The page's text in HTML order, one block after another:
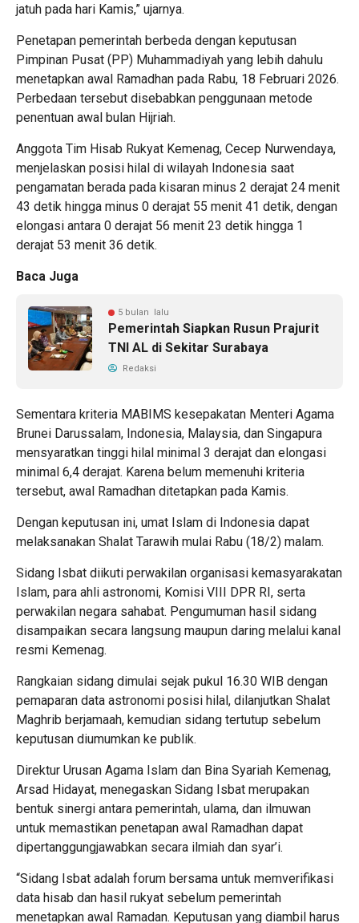
jatuh pada hari Kamis,” ujarnya.
Penetapan pemerintah berbeda dengan keputusan
Pimpinan Pusat (PP) Muhammadiyah yang lebih dahulu
menetapkan awal Ramadhan pada Rabu, 18 Februari 2026.
Perbedaan tersebut disebabkan penggunaan metode
penentuan awal bulan Hijriah.
Anggota Tim Hisab Rukyat Kemenag, Cecep Nurwendaya,
menjelaskan posisi hilal di wilayah Indonesia saat
pengamatan berada pada kisaran minus 2 derajat 24 menit
43 detik hingga minus 0 derajat 55 menit 41 detik, dengan
elongasi antara 0 derajat 56 menit 23 detik hingga 1
derajat 53 menit 36 detik.
Baca Juga
5 bulan lalu
Pemerintah Siapkan Rusun Prajurit
TNI AL di Sekitar Surabaya
Redaksi
Sementara kriteria MABIMS kesepakatan Menteri Agama
Brunei Darussalam, Indonesia, Malaysia, dan Singapura
mensyaratkan tinggi hilal minimal 3 derajat dan elongasi
minimal 6,4 derajat. Karena belum memenuhi kriteria
tersebut, awal Ramadhan ditetapkan pada Kamis.
Dengan keputusan ini, umat Islam di Indonesia dapat
melaksanakan Shalat Tarawih mulai Rabu (18/2) malam.
Sidang Isbat diikuti perwakilan organisasi kemasyarakatan
Islam, para ahli astronomi, Komisi VIII DPR RI, serta
perwakilan negara sahabat. Pengumuman hasil sidang
disampaikan secara langsung maupun daring melalui kanal
resmi Kemenag.
Rangkaian sidang dimulai sejak pukul 16.30 WIB dengan
pemaparan data astronomi posisi hilal, dilanjutkan Shalat
Maghrib berjamaah, kemudian sidang tertutup sebelum
keputusan diumumkan ke publik.
Direktur Urusan Agama Islam dan Bina Syariah Kemenag,
Arsad Hidayat, menegaskan Sidang Isbat merupakan
bentuk sinergi antara pemerintah, ulama, dan ilmuwan
untuk memastikan penetapan awal Ramadhan dapat
dipertanggungjawabkan secara ilmiah dan syar’i.
“Sidang Isbat adalah forum bersama untuk memverifikasi
data hisab dan hasil rukyat sebelum pemerintah
menetapkan awal Ramadan. Keputusan yang diambil harus